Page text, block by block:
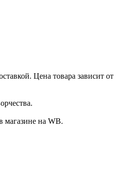
Цена товара зависит от
на WB.